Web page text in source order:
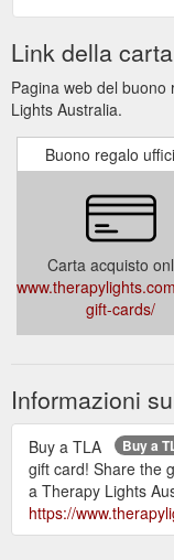
Link della
Pagina web del
Lights Australia.
Buono regalo
Carta acquisto
gift-cards/
Informazioni
Buy a
Buy a TLA
gift card! Share the
a Therapy Lights
https://